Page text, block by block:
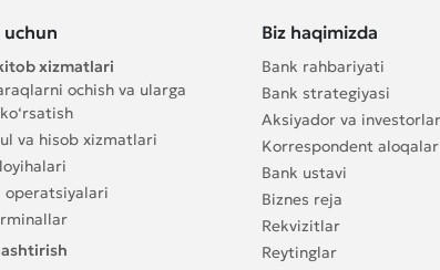
uchun
xizmatlari
ochish va ularga
va hisob xizmatlari
operatsiyalari
Biz haqimizda
Bank rahbariyati
Bank strategiyasi
Aksiyador va
Korrespondent aloqalar
Bank ustavi
Biznes reja
Rekvizitlar
Reytinglar